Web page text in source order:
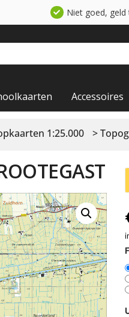
Niet goed, geld
Accessoires
1:25.000 >